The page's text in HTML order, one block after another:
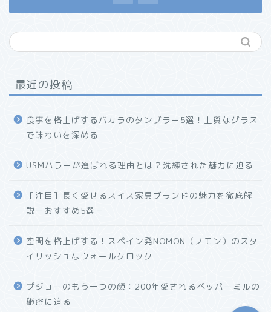
最近の投稿
食事を格上げするバカラのタンブラー5選！上質なグラス
で味わいを深める
USMハラーが選ばれる理由とは？洗練された魅力に迫る
［注目］長く愛せるスイス家具ブランドの魅力を徹底解
説ーおすすめ5選ー
空間を格上げする！スペイン発NOMON（ノモン）のスタ
イリッシュなウォールクロック
プジョーのもう一つの顔：200年愛されるペッパーミルの
秘密に迫る